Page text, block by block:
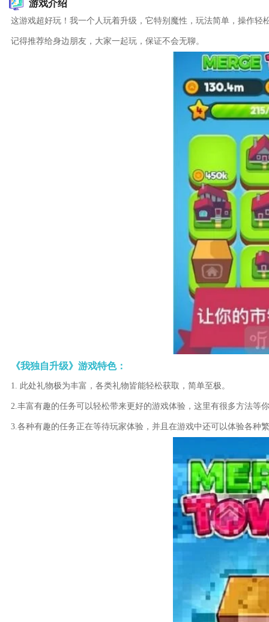
游戏介绍
这游戏超好玩！我一个人玩着升级，它特别魔性，玩法简单，操作
记得推荐给身边朋友，大家一起玩，保证不会无聊。
《我独自升级》游戏特色：
1. 此处礼物极为丰富，各类礼物皆能轻松获取，简单至极。
2.丰富有趣的任务可以轻松带来更好的游戏体验，这里有很多方法等
3.各种有趣的任务正在等待玩家体验，并且在游戏中还可以体验各种